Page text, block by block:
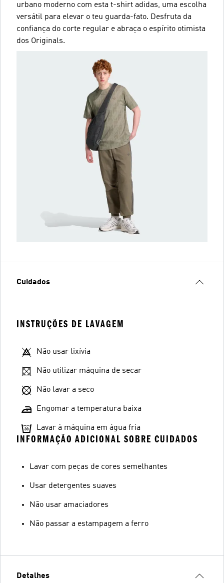
urbano moderno com esta t-shirt adidas, uma escolha
versátil para elevar o teu guarda-fato. Desfruta da
confiança do corte regular e abraça o espírito otimista
dos Originals.
Cuidados
INSTRUÇÕES DE LAVAGEM
Não usar lixívia
Não utilizar máquina de secar
Não lavar a seco
Engomar a temperatura baixa
Lavar à máquina em água fria
INFORMAÇÃO ADICIONAL SOBRE CUIDADOS
Lavar com peças de cores semelhantes
Usar detergentes suaves
Não usar amaciadores
Não passar a estampagem a ferro
Detalhes